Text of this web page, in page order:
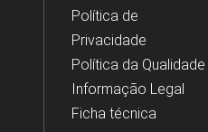
Política de
Privacidade
Política da Qualidade
Informação Legal
Ficha técnica